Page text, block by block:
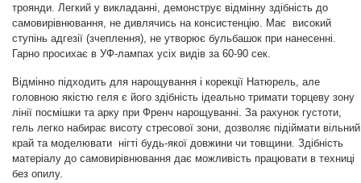
Наліпки гнучкі лінії
Втирки
Бульонки
Блискітки (пісок для нігтів)
Навчання
троянди. Легкий у викладанні, демонструє відмінну здібність до
самовирівнювання, не дивлячись на консистенцію. Має високий
ступінь адгезії (зчеплення), не утворює бульбашок при нанесенні.
Гарно просихає в УФ-лампах усіх видів за 60-90 сек.
Відмінно підходить для нарощування і корекції Натюрель, але
головною якістю геля є його здібність ідеально тримати торцеву зону
лінії посмішки та арку при Френч нарощуванні. За рахунок густоти,
гель легко набирає висоту стресової зони, дозволяє підіймати вільний
край та моделювати нігті будь-якої довжини чи товщини. Здібність
матеріалу до самовирівнювання дає можливість працювати в техниці
без опилу.